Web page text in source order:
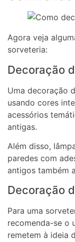
Agora veja
sorveteria:
Decoração
Uma decoração
usando cores
acessórios
antigas.
Além disso,
paredes com
antigos também
Decoração
Para uma
recomenda-se o
remetem à ideia